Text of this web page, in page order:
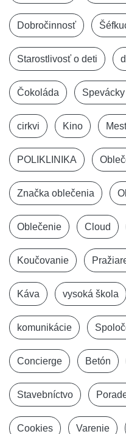
Dobročinnosť
Starostlivosť o deti
Čokoláda
cirkvi Kino
POLIKLINIKA
Značka oblečenia
Oblečenie Cloud
Koučovanie
Káva vysoká škola
komunikácie
Concierge Betón
Stavebníctvo
Cookies Varenie